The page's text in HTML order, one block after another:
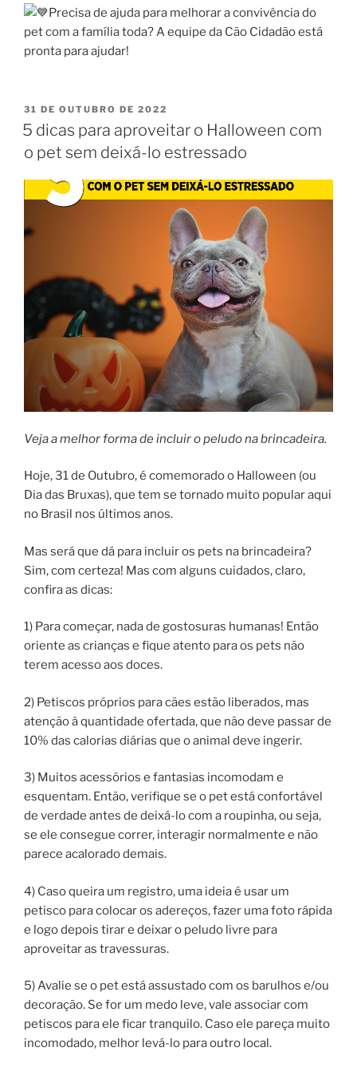
Precisa de ajuda para melhorar a convivência do
pet com a família toda? A equipe da Cão Cidadão está
pronta para ajudar!
31 DE OUTUBRO DE 2022
5 dicas para aproveitar o Halloween com
o pet sem deixá-lo estressado
Veja a melhor forma de incluir o peludo na brincadeira.
Hoje, 31 de Outubro, é comemorado o Halloween (ou
Dia das Bruxas), que tem se tornado muito popular aqui
no Brasil nos últimos anos.
Mas será que dá para incluir os pets na brincadeira?
Sim, com certeza! Mas com alguns cuidados, claro,
confira as dicas:
1) Para começar, nada de gostosuras humanas! Então
oriente as crianças e fique atento para os pets não
terem acesso aos doces.
2) Petiscos próprios para cães estão liberados, mas
atenção à quantidade ofertada, que não deve passar de
10% das calorias diárias que o animal deve ingerir.
3) Muitos acessórios e fantasias incomodam e
esquentam. Então, verifique se o pet está confortável
de verdade antes de deixá-lo com a roupinha, ou seja,
se ele consegue correr, interagir normalmente e não
parece acalorado demais.
4) Caso queira um registro, uma ideia é usar um
petisco para colocar os adereços, fazer uma foto rápida
e logo depois tirar e deixar o peludo livre para
aproveitar as travessuras.
5) Avalie se o pet está assustado com os barulhos e/ou
decoração. Se for um medo leve, vale associar com
petiscos para ele ficar tranquilo. Caso ele pareça muito
incomodado, melhor levá-lo para outro local.